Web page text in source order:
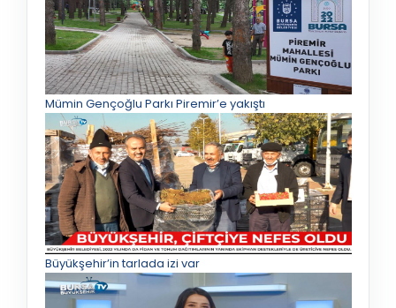
Mümin Gençoğlu Parkı Piremir’e yakıştı
Büyükşehir’in tarlada izi var